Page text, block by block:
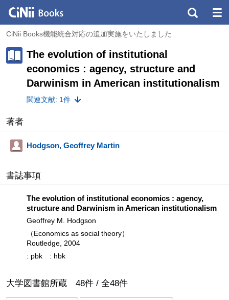
CiNii Books機能統合対応の追加実施をいたしました
The evolution of institutional
economics : agency, structure and
Darwinism in American institutionalism
関連文献: 1件
著者
Hodgson, Geoffrey Martin
書誌事項
The evolution of institutional economics : agency,
structure and Darwinism in American institutionalism
Geoffrey M. Hodgson
（Economics as social theory）
Routledge, 2004
: pbk
: hbk
大学図書館所蔵 48件 / 全48件